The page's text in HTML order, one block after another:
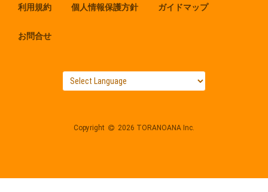
利用規約 個人情報保護方針 ガイドマップ
お問合せ
Copyright 2026 TORANOANA Inc.